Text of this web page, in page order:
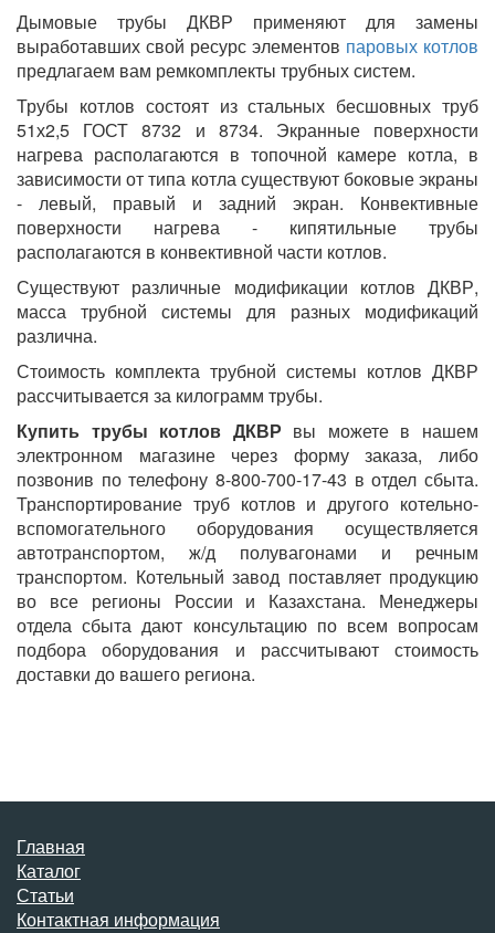
Дымовые трубы ДКВР применяют для замены
выработавших свой ресурс элементов паровых котлов
предлагаем вам ремкомплекты трубных систем.
Трубы котлов состоят из стальных бесшовных труб
51х2,5 ГОСТ 8732 и 8734. Экранные поверхности
нагрева располагаются в топочной камере котла, в
зависимости от типа котла существуют боковые экраны
- левый, правый и задний экран. Конвективные
поверхности нагрева - кипятильные трубы
располагаются в конвективной части котлов.
Существуют различные модификации котлов ДКВР,
масса трубной системы для разных модификаций
различна.
Стоимость комплекта трубной системы котлов ДКВР
рассчитывается за килограмм трубы.
Купить трубы котлов ДКВР вы можете в нашем
электронном магазине через форму заказа, либо
позвонив по телефону 8-800-700-17-43 в отдел сбыта.
Транспортирование труб котлов и другого котельно-
вспомогательного оборудования осуществляется
автотранспортом, ж/д полувагонами и речным
транспортом. Котельный завод поставляет продукцию
во все регионы России и Казахстана. Менеджеры
отдела сбыта дают консультацию по всем вопросам
подбора оборудования и рассчитывают стоимость
доставки до вашего региона.
Главная
Каталог
Статьи
Контактная информация